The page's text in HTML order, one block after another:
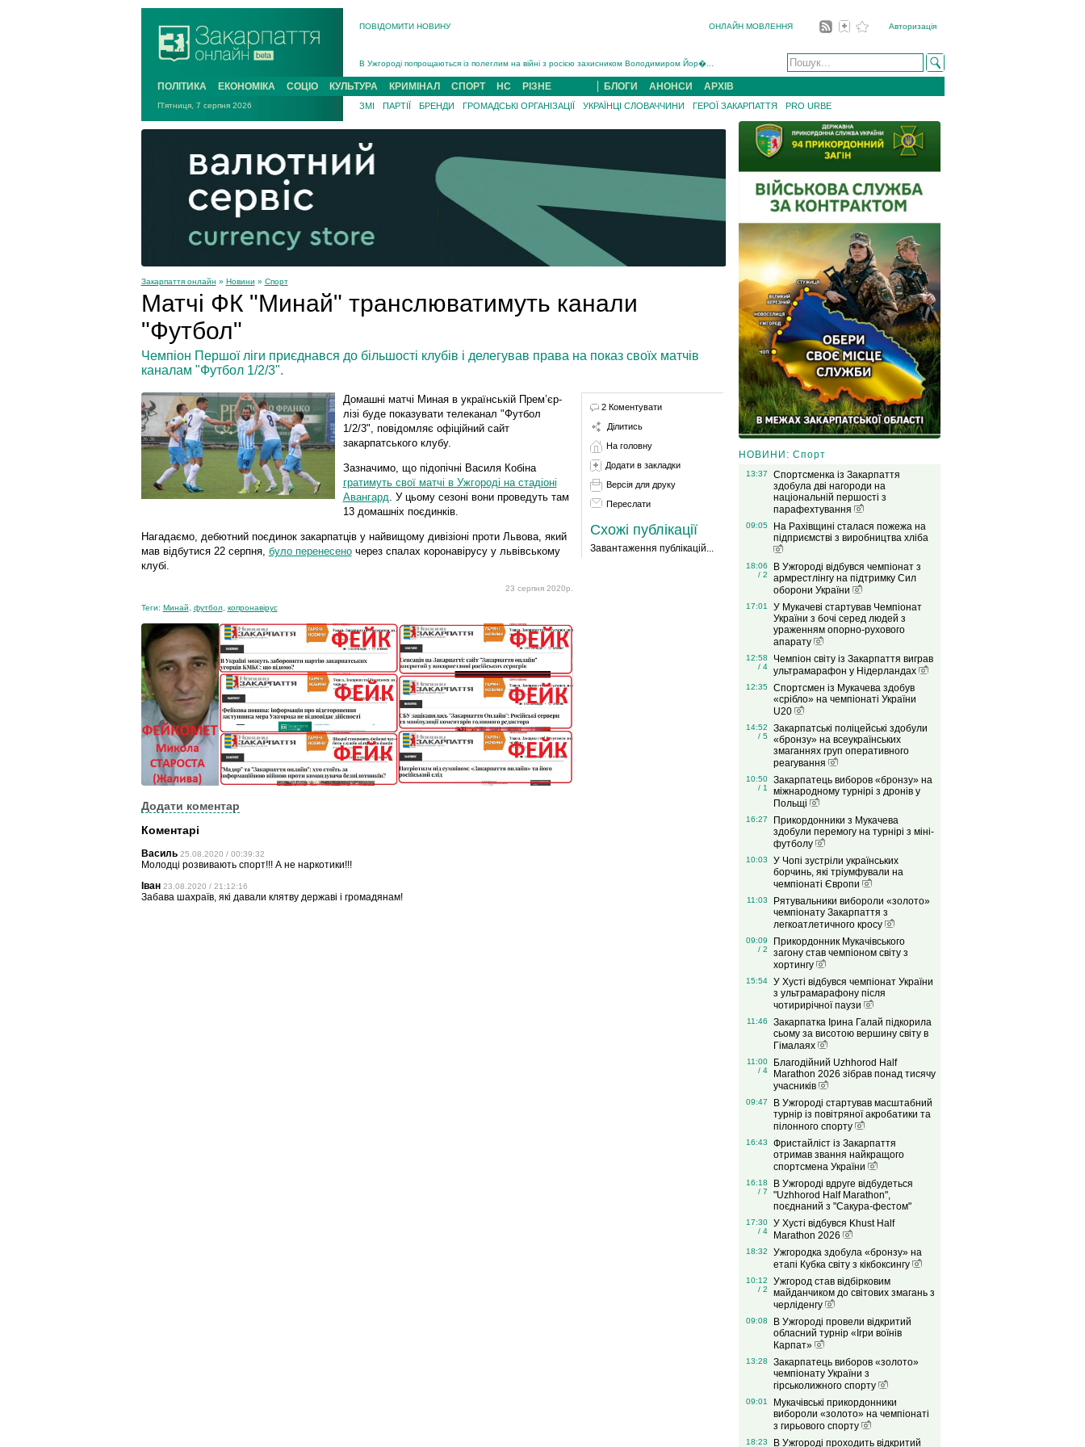
ПОВІДОМИТИ НОВИНУ ОНЛАЙН МОВЛЕННЯ Авторизація
В Ужгороді попрощаються із полеглим на війні з росією захисником Володимиром Йор�...
В Ужгороді 5 серпня попрощаються із захисником Богданом Югасом, який два роки �...
Підтвердили загибель захисника із Нанкова на Хустщині Юліана Гербея (ФОТО)[/gree...
На війні з рф поліг військовий з Виноградова Ігнат Роздяловський (ФОТО)...
На Хустщині внаслідок ДТП за участі трьох авто постраждали 13 людей (ФОТО)...
Інструктора районного ТЦК на Закарпатті судитимуть за обвинувачен...
ПОЛІТИКА ЕКОНОМІКА СОЦІО КУЛЬТУРА КРИМІНАЛ СПОРТ НС РІЗНЕ БЛОГИ АНОНСИ АРХІВ
П'ятниця, 7 серпня 2026 ЗМІ ПАРТІЇ БРЕНДИ ГРОМАДСЬКІ ОРГАНІЗАЦІЇ УКРАЇНЦІ СЛОВАЧЧИНИ ГЕРОЇ ЗАКАРПАТТЯ PRO URBE
Закарпаття онлайн » Новини » Спорт
Матчі ФК "Минай" транслюватимуть канали
"Футбол"
Чемпіон Першої ліги приєднався до більшості клубів і делегував права на показ своїх матчів
каналам "Футбол 1/2/3".
Домашні матчі Миная в українській Прем’єр-
лізі буде показувати телеканал "Футбол
1/2/3", повідомляє офіційний сайт
закарпатського клубу.
Зазначимо, що підопічні Василя Кобіна
гратимуть свої матчі в Ужгороді на стадіоні
Авангард . У цьому сезоні вони проведуть там
13 домашніх поєдинків.
Нагадаємо, дебютний поєдинок закарпатців у найвищому дивізіоні проти Львова, який
мав відбутися 22 серпня, було перенесеночерез спалах коронавірусу у львівському
клубі.
23 серпня 2020р.
Теги: Минай футбол, копронавірус
Додати коментар
Коментарі
Василь 25.08.2020 / 00:39:32
Молодці розвивають спорт!!! А не наркотики!!!
Іван 23.08.2020 / 21:12:16
Забава шахраїв, які давали клятву державі і громадянам!
2 Коментувати
Ділитись
На головну
Додати в закладки
Версія для друку
Переслати
Схожі публікації
Завантаження публікацій...
НОВИНИ: Спорт
13:37
Спортсменка із Закарпаття
здобула дві нагороди на
національній першості з
парафехтування
09:05
На Рахівщині сталася пожежа на
підприємстві з виробництва хліба
18:06
/ 2
В Ужгороді відбувся чемпіонат з
армрестлінгу на підтримку Сил
оборони України
17:01
У Мукачеві стартував Чемпіонат
України з бочі серед людей з
ураженням опорно-рухового
апарату
12:58
/ 4
Чемпіон світу із Закарпаття виграв
ультрамарафон у Нідерландах
12:35
Спортсмен із Мукачева здобув
«срібло» на чемпіонаті України
U20
14:52
/ 5
Закарпатські поліцейські здобули
«бронзу» на всеукраїнських
змаганнях груп оперативного
реагування
10:50
/ 1
Закарпатець виборов «бронзу» на
міжнародному турнірі з дронів у
Польщі
16:27
Прикордонники з Мукачева
здобули перемогу на турнірі з міні-
футболу
10:03
У Чопі зустріли українських
борчинь, які тріумфували на
чемпіонаті Європи
11:03
Рятувальники вибороли «золото»
чемпіонату Закарпаття з
легкоатлетичного кросу
09:09
/ 2
Прикордонник Мукачівського
загону став чемпіоном світу з
хортингу
15:54
У Хусті відбувся чемпіонат України
з ультрамарафону після
чотирирічної паузи
11:46
Закарпатка Ірина Галай підкорила
сьому за висотою вершину світу в
Гімалаях
11:00
/ 4
Благодійний Uzhhorod Half
Marathon 2026 зібрав понад тисячу
учасників
09:47
В Ужгороді стартував масштабний
турнір із повітряної акробатики та
пілонного спорту
16:43
Фристайліст із Закарпаття
отримав звання найкращого
спортсмена України
16:18
/ 7
В Ужгороді вдруге відбудеться
"Uzhhorod Half Marathon",
поєднаний з "Сакура-фестом"
17:30
/ 4
У Хусті відбувся Khust Half
Marathon 2026
18:32
Ужгородка здобула «бронзу» на
етапі Кубка світу з кікбоксингу
10:12
/ 2
Ужгород став відбірковим
майданчиком до світових змагань з
черліденгу
09:08
В Ужгороді провели відкритий
обласний турнір «Ігри воїнів
Карпат»
13:28
Закарпатець виборов «золото»
чемпіонату України з
гірськолижного спорту
09:01
Мукачівські прикордонники
вибороли «золото» на чемпіонаті
з гирьового спорту
18:23
В Ужгороді проходить відкритий